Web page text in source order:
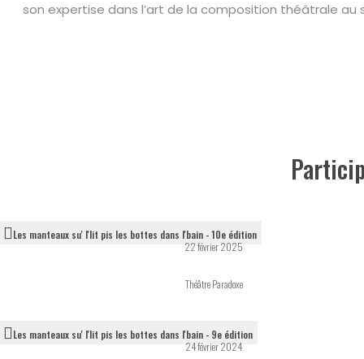
son expertise dans l’art de la composition théâtrale
Les manteaux su' l'lit pis les bottes dans l'bain - 10e édition
22 février 2025
Théâtre Paradoxe
Les manteaux su' l'lit pis les bottes dans l'bain - 9e édition
24 février 2024